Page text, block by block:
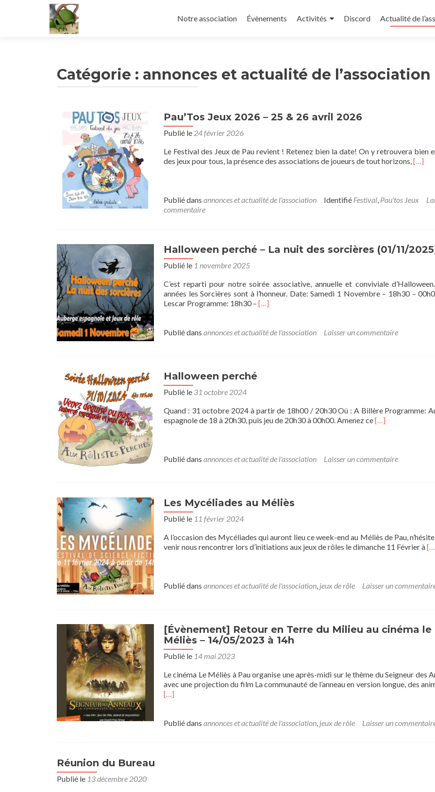
au
Notre association Évènements Activités Discord Actualité de
Catégorie : annonces et actualité de l’association
Pau’Tos Jeux 2026 – 25 & 26 avril 2026
Publié le 24 février 2026
Le Festival des Jeux de Pau revient ! Retenez bien la date! On y retrouvera bien
des jeux pour tous, la présence des associations de joueurs de tout horizons,En
Jeux
26
[…]
Publié dans annonces et actualité de l'association Identifié Festival, Pau'tos Jeux
commentaire
Halloween perché – La nuit des sorcières (01/11/
Publié le 1 novembre 2025
C’est reparti pour notre soirée associative, annuelle et conviviale
années les Sorcières sont à l’honneur. Date: Samedi 1 Novembre – 18h30 –
Lescar Programme: 18h30 – En
surHalloween
[…]
Publié dans annonces et actualité de l'association Laisser un commentaire
Halloween perché
Publié le 31 octobre 2024
Quand : 31 octobre 2024 à partir de 18h00 / 20h30 Où : A Billère Programme:
espagnole de 18 à 20h30, puis jeu de 20h30 à 00h00. Amenez ceEn
perché
[…]
Publié dans annonces et actualité de l'association Laisser un commentaire
Les Mycéliades au Méliès
Publié le 11 février 2024
A l’occasion des Mycéliades qui auront lieu ce week-end au Méliès de Pau,
venir nous rencontrer lors d’initiations aux jeux de rôles le dimanche 11 Février àEn
Publié dans annonces et actualité de l'association, jeux de rôle Laisser un
[Évènement] Retour en Terre du Milieu au cinéma le
Méliès – 14/05/2023 à 14h
Publié le 14 mai 2023
Le cinéma Le Méliès à Pau organise une après-midi sur le thème du Seigneur des
avec une projection du film La communauté de l’anneau en version longue, des
[…]
Publié dans annonces et actualité de l'association, jeux de rôle Laisser un
Réunion du Bureau
Publié le 13 décembre 2020